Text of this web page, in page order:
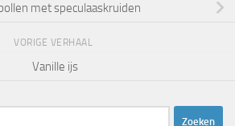
met speculaaskruiden
VORIGE VERHAAL
Vanille ijs